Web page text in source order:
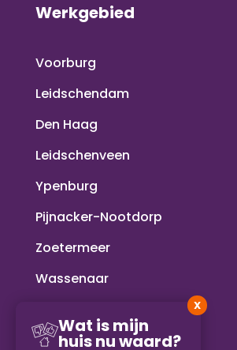
Werkgebied
Voorburg
Leidschendam
Den Haag
Leidschenveen
Ypenburg
Pijnacker-Nootdorp
Zoetermeer
Wassenaar
Rijswijk
Wat is mijn
huis nu waard?
X